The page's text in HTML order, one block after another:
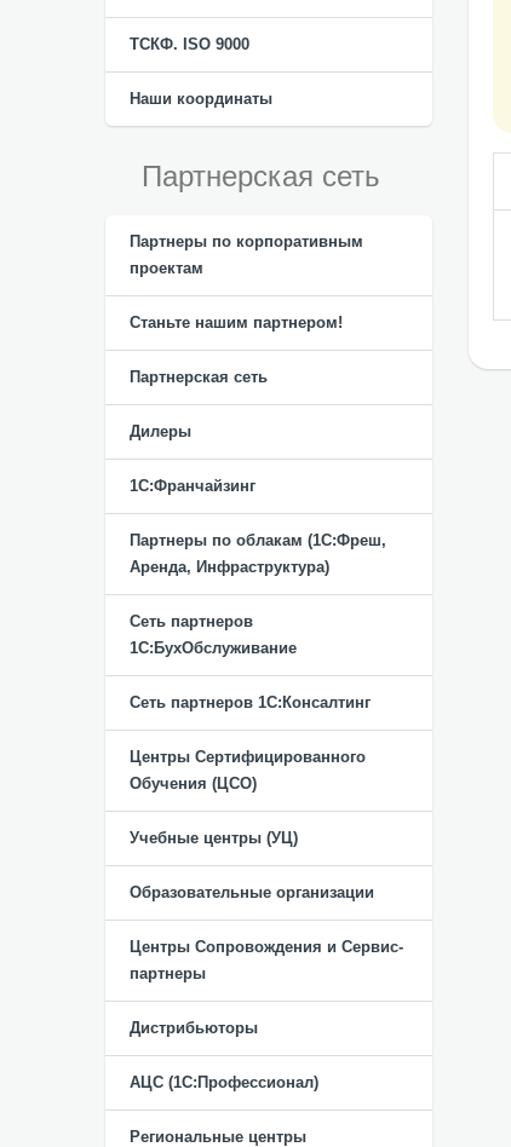
ТСКФ. ISO 9000
Наши координаты
Партнерская сеть
Партнеры по корпоративным
проектам
Станьте нашим партнером!
Партнерская сеть
Дилеры
1С:Франчайзинг
Партнеры по облакам (1С:Фреш,
Аренда, Инфраструктура)
Сеть партнеров
1С:БухОбслуживание
Сеть партнеров 1С:Консалтинг
Центры Сертифицированного
Обучения (ЦСО)
Учебные центры (УЦ)
Образовательные организации
Центры Сопровождения и Сервис-
партнеры
Дистрибьюторы
АЦС (1С:Профессионал)
Региональные центры